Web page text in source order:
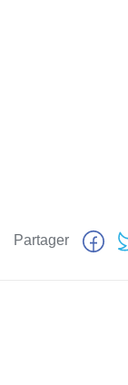
Partager